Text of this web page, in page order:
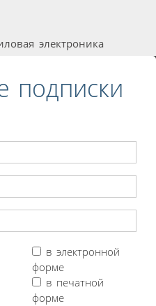
электроника
подписки
в электронной
форме
в печатной
форме